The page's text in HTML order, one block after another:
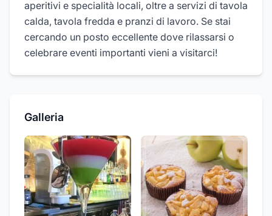
aperitivi e specialità locali, oltre a servizi di tavola
calda, tavola fredda e pranzi di lavoro. Se stai
cercando un posto eccellente dove rilassarsi o
celebrare eventi importanti vieni a visitarci!
Galleria